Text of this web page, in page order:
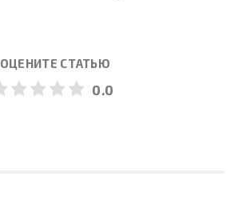
ОЦЕНИТЕ СТАТЬЮ
0.0